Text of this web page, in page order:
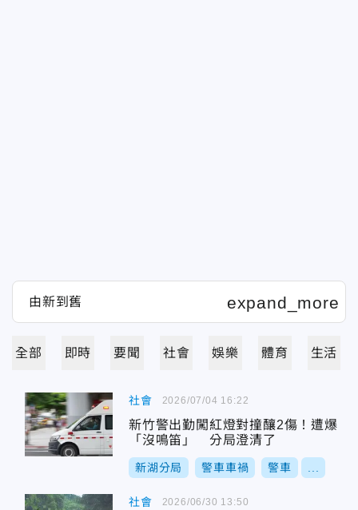
全部 即時 要聞 社會 娛樂 體育 生活
社會
新竹警出勤闖紅燈對撞釀2傷！遭爆
「沒鳴笛」 分局澄清了
新湖分局 警車車禍 警車
2026/07/04 16:22
社會 2026/06/30 13:50